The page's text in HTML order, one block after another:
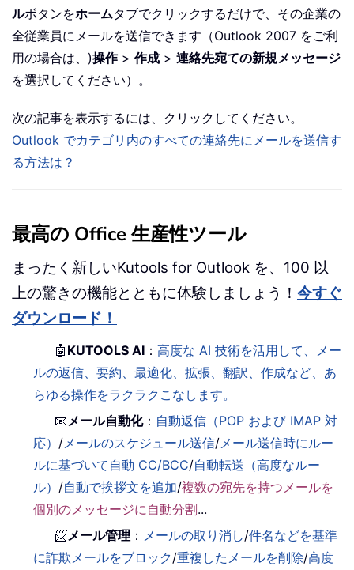
ルボタンをホームタブでクリックするだけで、その企業の
全従業員にメールを送信できます（Outlook 2007 をご利
用の場合は、)操作> 作成 > 連絡先宛ての新規メッセージ
を選択してください）。
次の記事を表示するには、クリックしてください。
Outlook でカテゴリ内のすべての連絡先にメールを送信す
る方法は？
最高の Office 生産性ツール
まったく新しいKutools for Outlook を、100 以
上の驚きの機能とともに体験しましょう！ 今すぐ
ダウンロード！
🤖 KUTOOLS AI ：高度な AI 技術を活用して、メー
ルの返信、要約、最適化、拡張、翻訳、作成など、あ
らゆる操作をラクラクこなします。
📧 メール自動化： 自動返信（POP および IMAP 対
応） / メールのスケジュール送信/ メール送信時にルー
ルに基づいて自動 CC/BCC/自動転送（高度なルー
ル） /自動で挨拶文を追加/複数の宛先を持つメールを
個別のメッセージに自動分割...
📨メール管理 ： メールの取り消し/件名などを基準
に詐欺メールをブロック/重複したメールを削除/高度